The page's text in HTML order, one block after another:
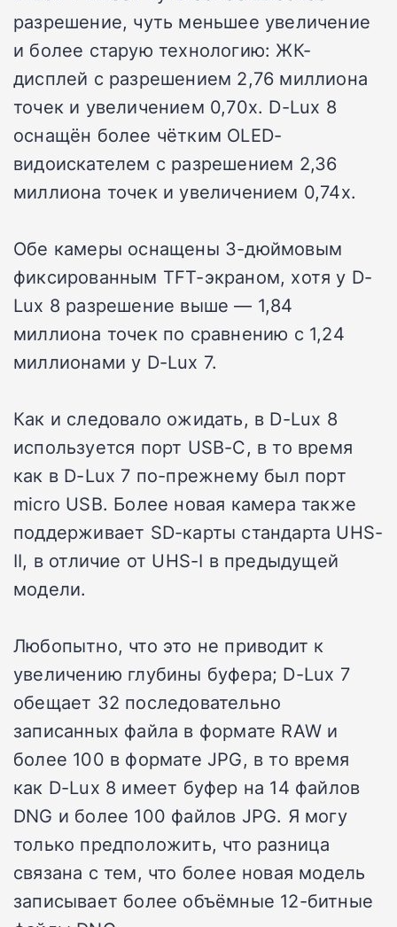
разрешение, чуть меньшее увеличение
и более старую технологию: ЖК-
дисплей с разрешением 2,76 миллиона
точек и увеличением 0,70x. D-Lux 8
оснащён более чётким OLED-
видоискателем с разрешением 2,36
миллиона точек и увеличением 0,74x.
Обе камеры оснащены 3-дюймовым
фиксированным TFT-экраном, хотя у D-
Lux 8 разрешение выше — 1,84
миллиона точек по сравнению с 1,24
миллионами у D-Lux 7.
Как и следовало ожидать, в D-Lux 8
используется порт USB-C, в то время
как в D-Lux 7 по-прежнему был порт
micro USB. Более новая камера также
поддерживает SD-карты стандарта UHS-
II, в отличие от UHS-I в предыдущей
модели.
Любопытно, что это не приводит к
увеличению глубины буфера; D-Lux 7
обещает 32 последовательно
записанных файла в формате RAW и
более 100 в формате JPG, в то время
как D-Lux 8 имеет буфер на 14 файлов
DNG и более 100 файлов JPG. Я могу
только предположить, что разница
связана с тем, что более новая модель
записывает более объёмные 12-битные